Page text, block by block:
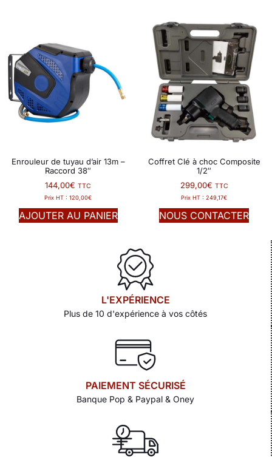
Enrouleur de tuyau d’air 13m –
Raccord 38″
144,00€ TTC
Prix HT : 120,00€
AJOUTER AU PANIER
Coffret Clé à choc Composite
1/2″
299,00€ TTC
Prix HT : 249,17€
NOUS CONTACTER
L'EXPÉRIENCE
Plus de 10 d'expérience à vos côtés
PAIEMENT SÉCURISÉ
Banque Pop & Paypal & Oney